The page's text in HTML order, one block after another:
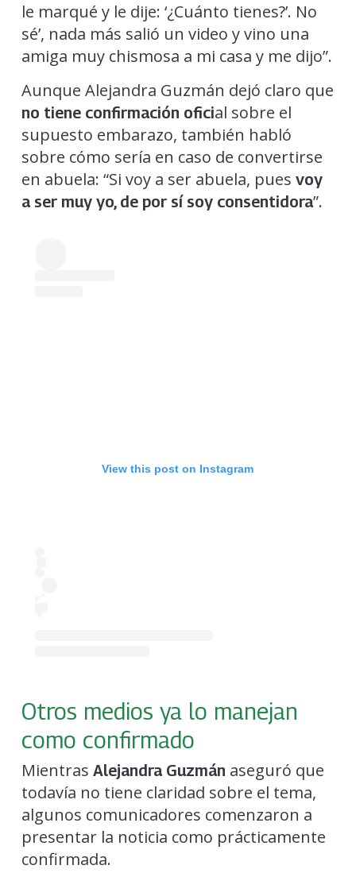
le marqué y le dije: ‘¿Cuánto tienes?’. No
sé’, nada más salió un video y vino una
amiga muy chismosa a mi casa y me dijo”.
Aunque Alejandra Guzmán dejó claro que
no tiene confirmación oficial sobre el
supuesto embarazo, también habló
sobre cómo sería en caso de convertirse
en abuela: “Si voy a ser abuela, pues voy
a ser muy yo, de por sí soy consentidora”.
View this post on Instagram
Otros medios ya lo manejan
como confirmado
Mientras Alejandra Guzmán aseguró que
todavía no tiene claridad sobre el tema,
algunos comunicadores comenzaron a
presentar la noticia como prácticamente
confirmada.